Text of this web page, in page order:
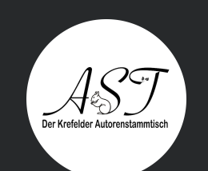
Krefelder
AST